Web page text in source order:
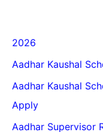
2026
Aadhar Kaushal
Aadhar Kaushal
Apply
Aadhar Supervisor